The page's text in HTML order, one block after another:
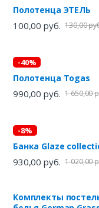
Полотенца ЭТЕЛЬ
100,00 руб. 130,00
-40%
Полотенца Togas
990,00 руб. 1 650,00
-8%
Банка Glaze
930,00 руб. 1 020,00
Комплекты